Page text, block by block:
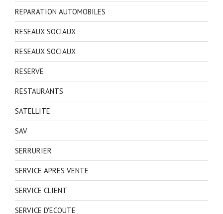
REPARATION AUTOMOBILES
RESEAUX SOCIAUX
RESEAUX SOCIAUX
RESERVE
RESTAURANTS
SATELLITE
SAV
SERRURIER
SERVICE APRES VENTE
SERVICE CLIENT
SERVICE D'ECOUTE